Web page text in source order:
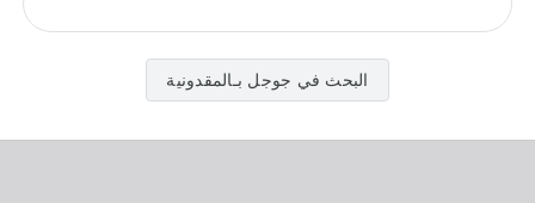
البحث في جوجل بـالمقدونية